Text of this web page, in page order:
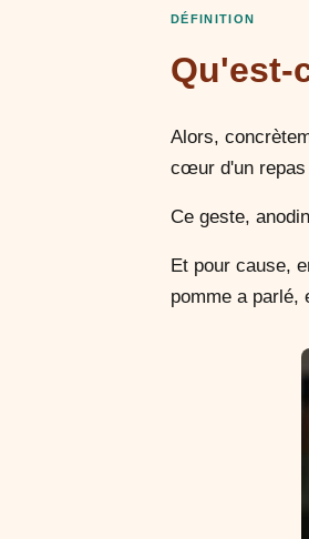
DÉFINITION
Qu'est-
Alors,
cœur d'un repas
Ce geste,
Et pour cause,
pomme a